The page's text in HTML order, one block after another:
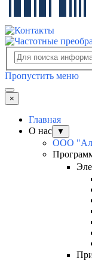
Пропустить меню
×
Главная
О нас
▼
ООО